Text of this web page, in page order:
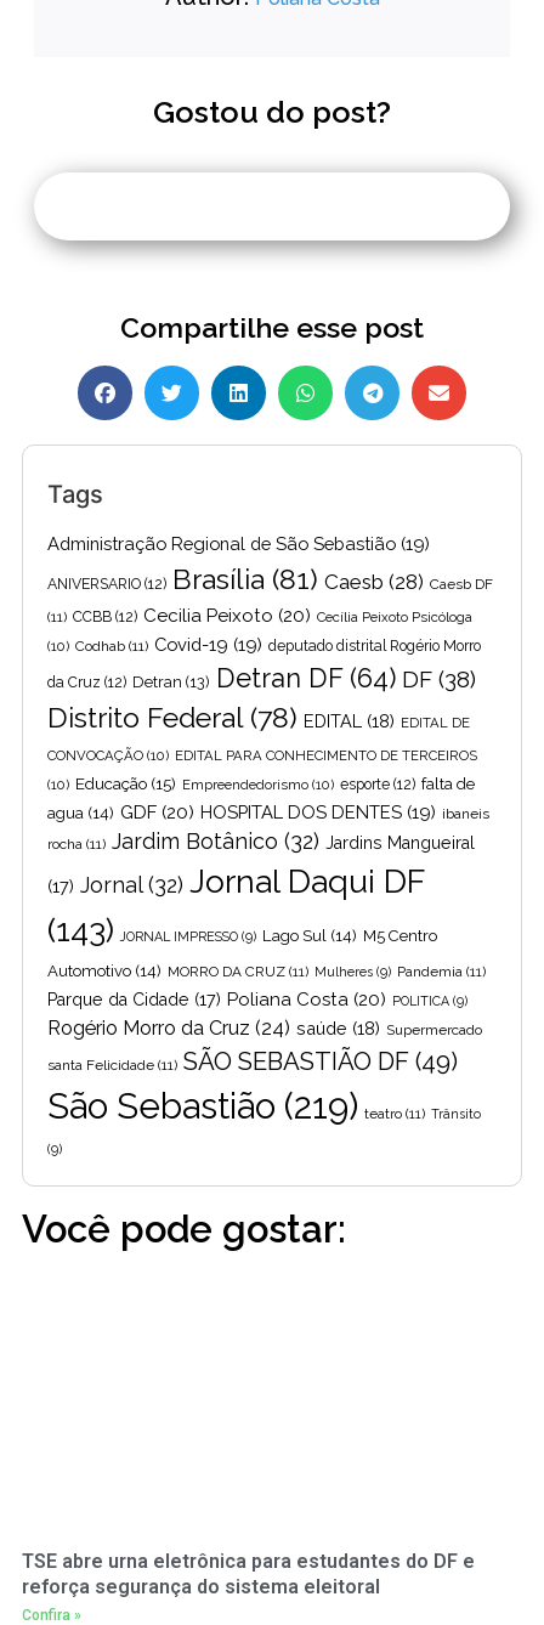
Gostou do post?
Compartilhe esse post
Tags
Administração Regional de São Sebastião (19)
ANIVERSARIO (12) Brasília (81) Caesb (28) Caesb DF
(11) CCBB (12) Cecilia Peixoto (20) Cecília Peixoto Psicóloga
(10) Codhab (11) Covid-19 (19) deputado distrital Rogério Morro
da Cruz (12) Detran (13) Detran DF(64) DF (38)
Distrito Federal(78) EDITAL (18) EDITAL DE
CONVOCAÇÃO (10) EDITAL PARA CONHECIMENTO DE TERCEIROS
(10) Educação (15) Empreendedorismo (10) esporte (12) falta de
agua (14) GDF (20) HOSPITAL DOS DENTES (19) ibaneis
rocha (11) Jardim Botânico (32) Jardins Mangueiral
(17) Jornal(32) Jornal Daqui DF
(143)
JORNAL IMPRESSO (9) Lago Sul (14) M5 Centro
Automotivo (14) MORRO DA CRUZ (11) Mulheres (9) Pandemia (11)
Parque da Cidade (17) Poliana Costa (20) POLITICA (9)
Rogério Morro da Cruz (24) saúde (18) Supermercado
santa Felicidade (11) SÃO SEBASTIÃO DF (49)
São Sebastião (219) teatro (11) Trânsito
(9)
Você pode gostar:
TSE abre urna eletrônica para estudantes do DF e
reforça segurança do sistema eleitoral
Confira »